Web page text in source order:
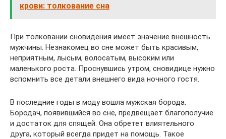
крови: толкование сна
При толковании сновидения имеет значение внешность
мужчины. Незнакомец во сне может быть красивым,
неприятным, лысым, волосатым, высоким или
маленького роста. Проснувшись утром, сновидице нужно
вспомнить все детали внешнего вида ночного гостя.
В последние годы в моду вошла мужская борода.
Бородач, появившийся во сне, предвещает благополучие
и достаток для спящей. Она обретет влиятельного
друга, который всегда придет на помощь. Такое